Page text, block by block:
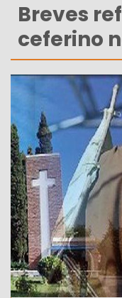
Breves
ceferino